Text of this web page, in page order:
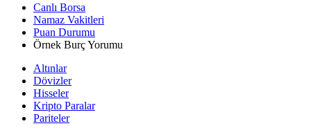
Canlı Borsa
Namaz Vakitleri
Puan Durumu
Örnek Burç Yorumu
Altınlar
Dövizler
Hisseler
Kripto Paralar
Pariteler